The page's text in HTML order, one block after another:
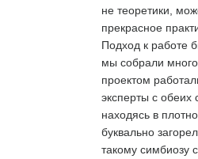
не теоретики,
прекрасное
Подход к работе
мы собрали
проектом
эксперты с обеих
находясь в
буквально
такому симбиозу